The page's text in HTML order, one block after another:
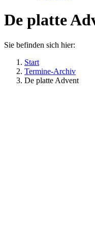
De platte
Sie befinden sich hier:
Start
Termine-Archiv
De platte Advent